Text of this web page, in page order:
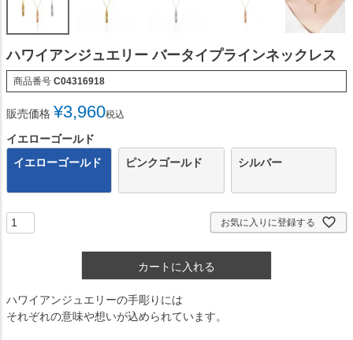
ハワイアンジュエリー バータイプラインネックレス
商品番号 C04316918
販売価格 ¥3,960税込
イエローゴールド
イエローゴールド
ピンクゴールド シルバー
お気に入りに登録する
カートに入れる
ハワイアンジュエリーの手彫りには
それぞれの意味や想いが込められています。